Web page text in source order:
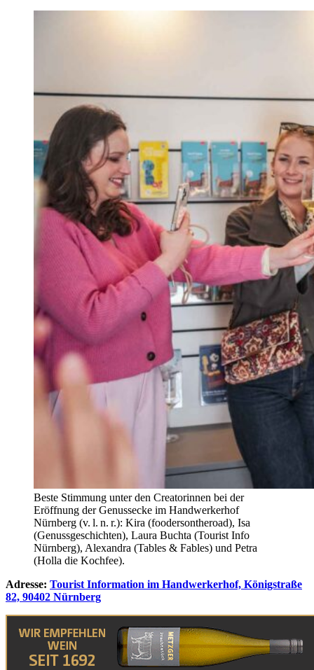
Beste Stimmung unter den Creatorinnen bei der
Eröffnung der Genussecke im Handwerkerhof
Nürnberg (v. l. n. r.): Kira (foodersontheroad), Isa
(Genussgeschichten), Laura Buchta (Tourist Info
Nürnberg), Alexandra (Tables & Fables) und Petra
(Holla die Kochfee).
Adresse: Tourist Information im Handwerkerhof, Königstraße
82, 90402 Nürnberg